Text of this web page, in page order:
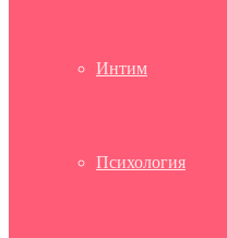
Интим
Психология